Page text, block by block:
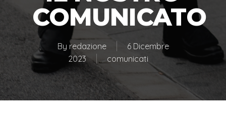
COMUNICATO
By redazione
6 Dicembre
2023
comunicati